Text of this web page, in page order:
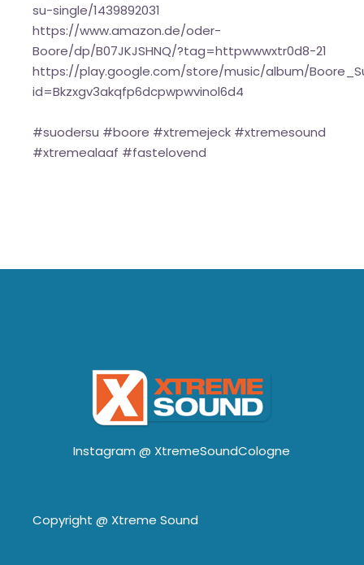
su-single/1439892031
https://www.amazon.de/oder-
Boore/dp/B07JKJSHNQ/?tag=httpwwwxtr0d8-21
https://play.google.com/store/music/album/
id=Bkzxgv3akqfp6dcpwpwvinol6d4
#suodersu #boore #xtremejeck #xtremesound
#xtremealaaf #fastelovend
Instagram @ XtremeSoundCologne
Copyright @ Xtreme Sound